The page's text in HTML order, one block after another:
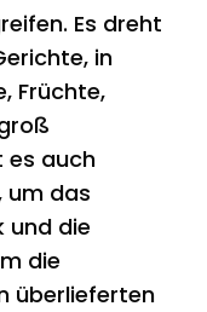
Es dreht
in
Früchte,
es auch
um das
und die
die
überlieferten